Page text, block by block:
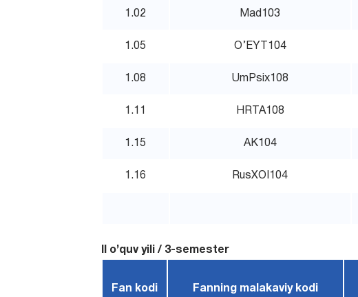
1.02 Mad103
1.05 O’EYT104
1.08 UmPsix108
1.11 HRTA108
1.15 AK104
1.16 RusXOI104
II o’quv yili / 3-semester
Fan kodi Fanning malakaviy kodi